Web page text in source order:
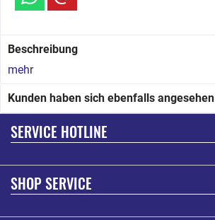
Beschreibung
mehr
Kunden haben sich ebenfalls angesehen
SERVICE HOTLINE
SHOP SERVICE